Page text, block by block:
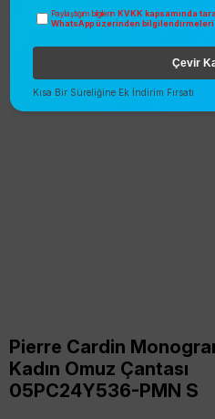
Pierre Cardin
Kadın Omuz Çantası
05PC24Y536-PMN S
Paylaştığım bilgilerin KVKK kapsamında
WhatsApp üzerinden bilgilendirmeleri
Çevir
Kısa Bir Süreliğine Ek İndirim Fırsatı